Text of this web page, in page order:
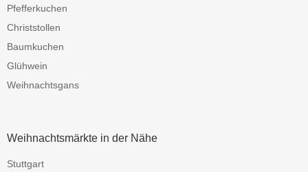
Pfefferkuchen
Christstollen
Baumkuchen
Glühwein
Weihnachtsgans
Weihnachtsmärkte in der Nähe
Stuttgart